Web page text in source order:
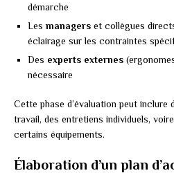
démarche
Les managers et collègues
éclairage sur les contraintes
Des experts externes
nécessaire
Cette phase d’évaluation peut inclure
travail, des entretiens individuels,
certains équipements.
Élaboration d’un plan